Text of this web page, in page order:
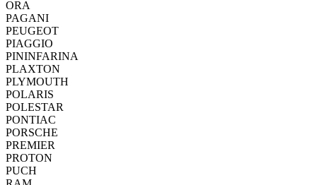
ORA
PAGANI
PEUGEOT
PIAGGIO
PININFARINA
PLAXTON
PLYMOUTH
POLARIS
POLESTAR
PONTIAC
PORSCHE
PREMIER
PROTON
PUCH